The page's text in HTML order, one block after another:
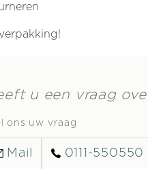
u een vraag
ons uw vraag
Mail 0111-550550